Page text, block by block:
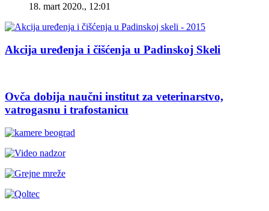
18. mart 2020., 12:01
Akcija uređenja i čišćenja u Padinskoj Skeli
Ovča dobija naučni institut za veterinarstvo,
vatrogasnu i trafostanicu